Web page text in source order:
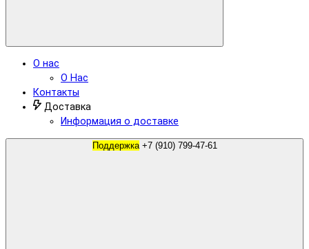
О нас
О Нас
Контакты
Доставка
Информация о доставке
Поддержка +7 (910) 799-47-61